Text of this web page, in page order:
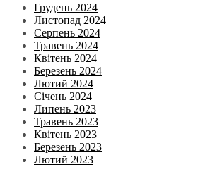
Грудень 2024
Листопад 2024
Серпень 2024
Травень 2024
Квітень 2024
Березень 2024
Лютий 2024
Січень 2024
Липень 2023
Травень 2023
Квітень 2023
Березень 2023
Лютий 2023